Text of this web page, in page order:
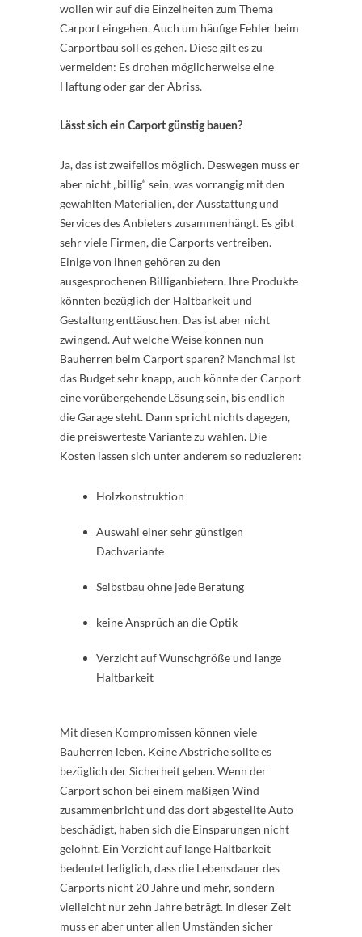
wollen wir auf die Einzelheiten zum Thema
Carport eingehen. Auch um häufige Fehler beim
Carportbau soll es gehen. Diese gilt es zu
vermeiden: Es drohen möglicherweise eine
Haftung oder gar der Abriss.
Lässt sich ein Carport günstig bauen?
Ja, das ist zweifellos möglich. Deswegen muss er
aber nicht „billig“ sein, was vorrangig mit den
gewählten Materialien, der Ausstattung und
Services des Anbieters zusammenhängt. Es gibt
sehr viele Firmen, die Carports vertreiben.
Einige von ihnen gehören zu den
ausgesprochenen Billiganbietern. Ihre Produkte
könnten bezüglich der Haltbarkeit und
Gestaltung enttäuschen. Das ist aber nicht
zwingend. Auf welche Weise können nun
Bauherren beim Carport sparen? Manchmal ist
das Budget sehr knapp, auch könnte der Carport
eine vorübergehende Lösung sein, bis endlich
die Garage steht. Dann spricht nichts dagegen,
die preiswerteste Variante zu wählen. Die
Kosten lassen sich unter anderem so reduzieren:
Holzkonstruktion
Auswahl einer sehr günstigen
Dachvariante
Selbstbau ohne jede Beratung
keine Ansprüch an die Optik
Verzicht auf Wunschgröße und lange
Haltbarkeit
Mit diesen Kompromissen können viele
Bauherren leben. Keine Abstriche sollte es
bezüglich der Sicherheit geben. Wenn der
Carport schon bei einem mäßigen Wind
zusammenbricht und das dort abgestellte Auto
beschädigt, haben sich die Einsparungen nicht
gelohnt. Ein Verzicht auf lange Haltbarkeit
bedeutet lediglich, dass die Lebensdauer des
Carports nicht 20 Jahre und mehr, sondern
vielleicht nur zehn Jahre beträgt. In dieser Zeit
muss er aber unter allen Umständen sicher